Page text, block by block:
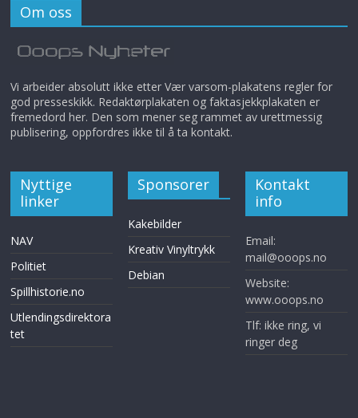
Om oss
Vi arbeider absolutt ikke etter Vær varsom-plakatens regler for
god presseskikk. Redaktørplakaten og faktasjekkplakaten er
fremedord her. Den som mener seg rammet av urettmessig
publisering, oppfordres ikke til å ta kontakt.
Nyttige
linker
NAV
Politiet
Spillhistorie.no
Utlendingsdirektora
tet
Sponsorer
Kakebilder
Kreativ Vinyltrykk
Debian
Kontakt
info
Email:
mail@ooops.no
Website:
www.ooops.no
Tlf: ikke ring, vi
ringer deg